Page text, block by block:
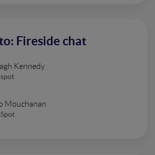
Fireside chat
Kennedy
Mouchanan